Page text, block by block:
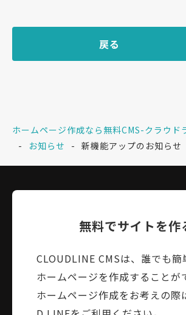
戻る
ホームページ作成なら無料CMS-クラウド
お知らせ
新機能アップのお知らせ
無料でサイトを作
CLOUDLINE CMSは、誰でも簡
ホームページを作成することが
ホームページ作成をお考えの際